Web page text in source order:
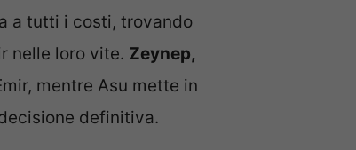
a tutti i costi, trovando
nelle loro vite. Zeynep,
mentre Asu mette in
definitiva.